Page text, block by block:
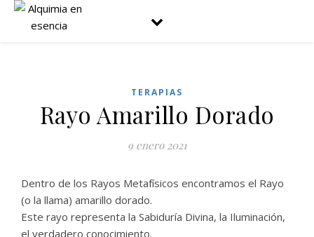
TERAPIAS
Rayo Amarillo Dorado
9 enero 2021
Dentro de los Rayos Metafísicos encontramos el Rayo
(o la llama) amarillo dorado.
Este rayo representa la Sabiduría Divina, la Iluminación,
el verdadero conocimiento.